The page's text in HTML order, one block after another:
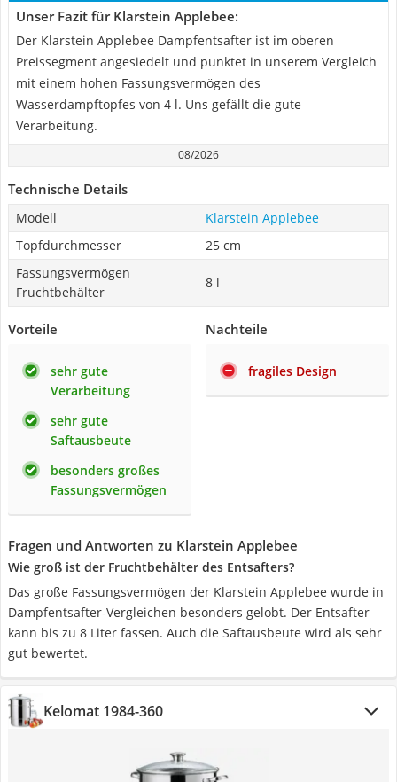
Unser Fazit für Klarstein Applebee:
Der Klarstein Applebee Dampfentsafter ist im oberen
Preissegment angesiedelt und punktet in unserem Vergleich
mit einem hohen Fassungsvermögen des
Wasserdampftopfes von 4 l. Uns gefällt die gute
Verarbeitung.
08/2026
Technische Details
Modell
Klarstein Applebee
Topfdurchmesser
25 cm
Fassungsvermögen
Fruchtbehälter
8 l
Vorteile
sehr gute
Verarbeitung
sehr gute
Saftausbeute
besonders großes
Fassungsvermögen
Nachteile
fragiles Design
Fragen und Antworten zu Klarstein Applebee
Wie groß ist der Fruchtbehälter des Entsafters?
Das große Fassungsvermögen der Klarstein Applebee wurde in
Dampfentsafter-Vergleichen besonders gelobt. Der Entsafter
kann bis zu 8 Liter fassen. Auch die Saftausbeute wird als sehr
gut bewertet.
Kelomat 1984-360